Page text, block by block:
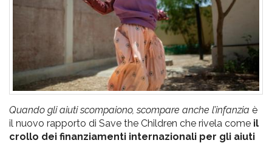
e
l'adolescenza
Quando gli aiuti scompaiono, scompare anche l’infanzia è
il nuovo rapporto di Save the Children che rivela come il
crollo dei finanziamenti internazionali per gli aiuti